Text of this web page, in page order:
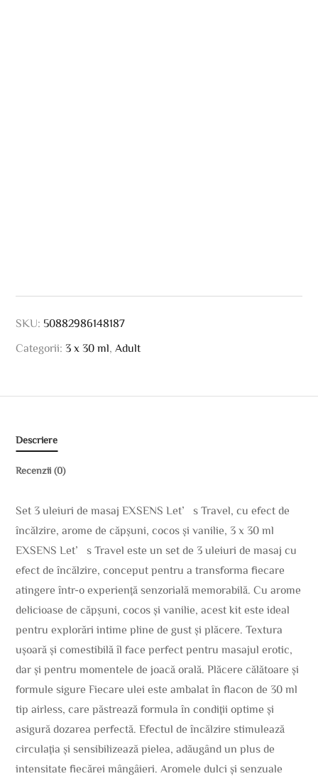
SKU: 50882986148187
Categorii: 3 x 30 ml Adult
Descriere
Recenzii (0)
Set 3 uleiuri de masaj EXSENS Let’s Travel, cu efect de
încălzire, arome de căpșuni, cocos și vanilie, 3 x 30 ml
EXSENS Let’s Travel este un set de 3 uleiuri de masaj cu
efect de încălzire, conceput pentru a transforma fiecare
atingere într-o experiență senzorială memorabilă. Cu arome
delicioase de căpșuni, cocos și vanilie, acest kit este ideal
pentru explorări intime pline de gust și plăcere. Textura
ușoară și comestibilă îl face perfect pentru masajul erotic,
dar și pentru momentele de joacă orală. Plăcere călătoare și
formule sigure Fiecare ulei este ambalat în flacon de 30 ml
tip airless, care păstrează formula în condiții optime și
asigură dozarea perfectă. Efectul de încălzire stimulează
circulația și sensibilizează pielea, adăugând un plus de
intensitate fiecărei mângâieri. Aromele dulci și senzuale